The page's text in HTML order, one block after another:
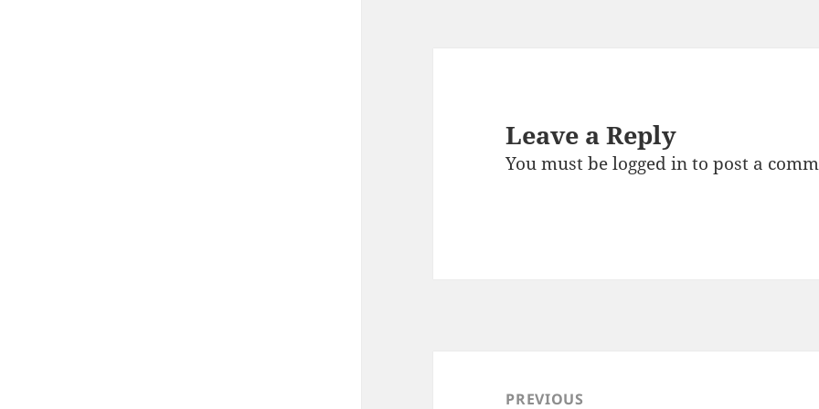
Leave a Reply
You must belogged into post a
navigationPREVIOUS